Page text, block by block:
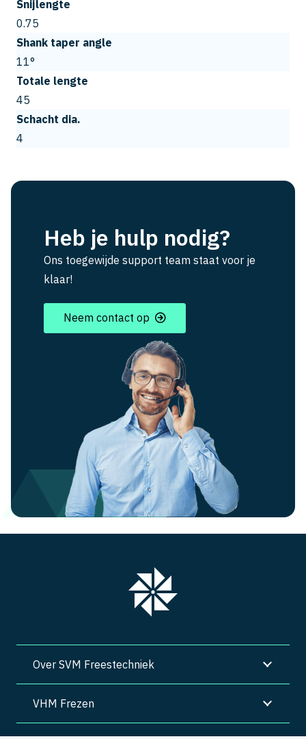
Snijlengte
0.75
Shank taper angle
11°
Totale lengte
45
Schacht dia.
4
Heb je hulp nodig?
Ons toegewijde support team staat voor je
klaar!
Neem contact op
Over SVM Freestechniek
VHM Frezen